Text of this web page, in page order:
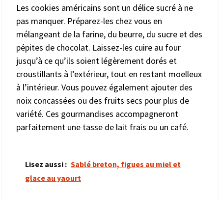
Les cookies américains sont un délice sucré à ne
pas manquer. Préparez-les chez vous en
mélangeant de la farine, du beurre, du sucre et des
pépites de chocolat. Laissez-les cuire au four
jusqu’à ce qu’ils soient légèrement dorés et
croustillants à l’extérieur, tout en restant moelleux
à l’intérieur. Vous pouvez également ajouter des
noix concassées ou des fruits secs pour plus de
variété. Ces gourmandises accompagneront
parfaitement une tasse de lait frais ou un café.
Lisez aussi : Sablé breton, figues au miel et
glace au yaourt